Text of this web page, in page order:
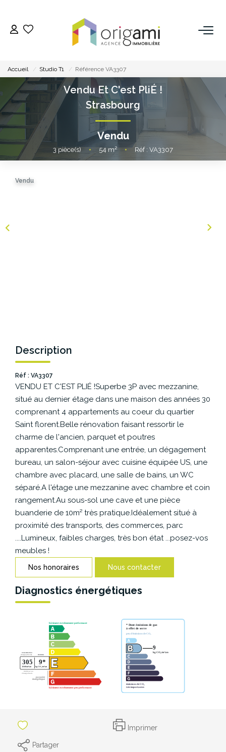
ACHETER
LOUER
VENDRE
ESPACE BAILLEURS
ESPACE VENDEUR
CONTACT
Accueil Studio T1 Référence VA3307
Vendu Et C'est PliÉ !
Strasbourg
Vendu
3 pièce(s) • 54 m² • Réf : VA3307
Vendu
Description
Réf : VA3307
VENDU ET C'EST PLIÉ !Superbe 3P avec mezzanine,
situé au dernier étage dans une maison des années 30
comprenant 4 appartements au coeur du quartier
Saint florent.Belle rénovation faisant ressortir le
charme de l'ancien, parquet et poutres
apparentes.Comprenant une entrée, un dégagement
bureau, un salon-séjour avec cuisine équipée US, une
chambre avec placard, une salle de bains, un WC
séparé.A l'étage une mezzanine avec chambre et coin
rangement.Au sous-sol une cave et une pièce
buanderie de 10m² très pratique.Idéalement situé à
proximité des transports, des commerces, parc
....Lumineux, faibles charges, très bon état ...posez-vos
meubles !
Nos honoraires Nous contacter
Diagnostics énergétiques
Imprimer
Partager